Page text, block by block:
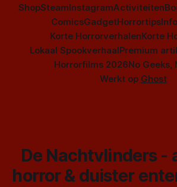
ShopSteamInstagramActiviteiten
ComicsGadgetHorrortips
Korte HorrorverhalenKorte
Lokaal SpookverhaalPremium
Horrorfilms 2026No Geeks,
Werkt op Ghost
De Nachtvlinders -
horror & duister